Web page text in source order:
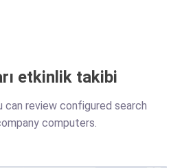
etkinlik takibi
can review configured search
computers.